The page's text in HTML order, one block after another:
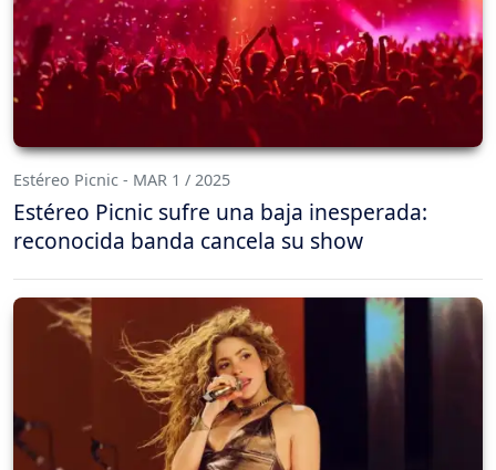
Estéreo Picnic - MAR 1 / 2025
Estéreo Picnic sufre una baja inesperada:
reconocida banda cancela su show